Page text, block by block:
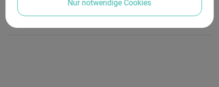
expand_more Sonderanfertigungen
Nur notwendige Cookies